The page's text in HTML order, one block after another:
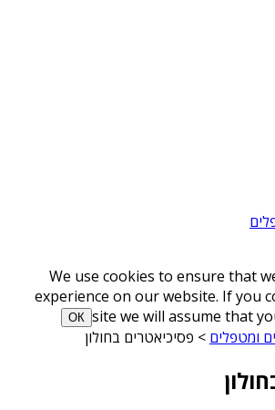
We use cookies to ensure that
experience on our website. If you
site we will assume that
ОК
ומטפלים > פסיכיאטרים בחולון